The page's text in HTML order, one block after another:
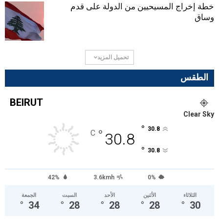
خطة إخراج المسيحيين من الدولة على قدم
وساق
تحميل المزيد
الطقس
BEIRUT
Clear Sky
30.8
°
C 30.8
°
30.8
°
42% 3.6kmh 0%
الجمعة
34
°
السبت
28
°
الأحد
28
°
الأثنين
28
°
الثلاثاء
30
°